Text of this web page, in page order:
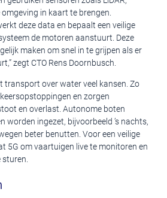
omgeving in kaart te brengen.
deze data en bepaalt een veilige
de motoren aanstuurt. Deze
maken om snel in te grijpen als er
zegt CTO Rens Doornbusch.
transport over water veel kansen. Zo
en zorgen
en overlast. Autonome boten
worden ingezet, bijvoorbeeld ’s nachts,
beter benutten. Voor een veilige
5G om vaartuigen live te monitoren en